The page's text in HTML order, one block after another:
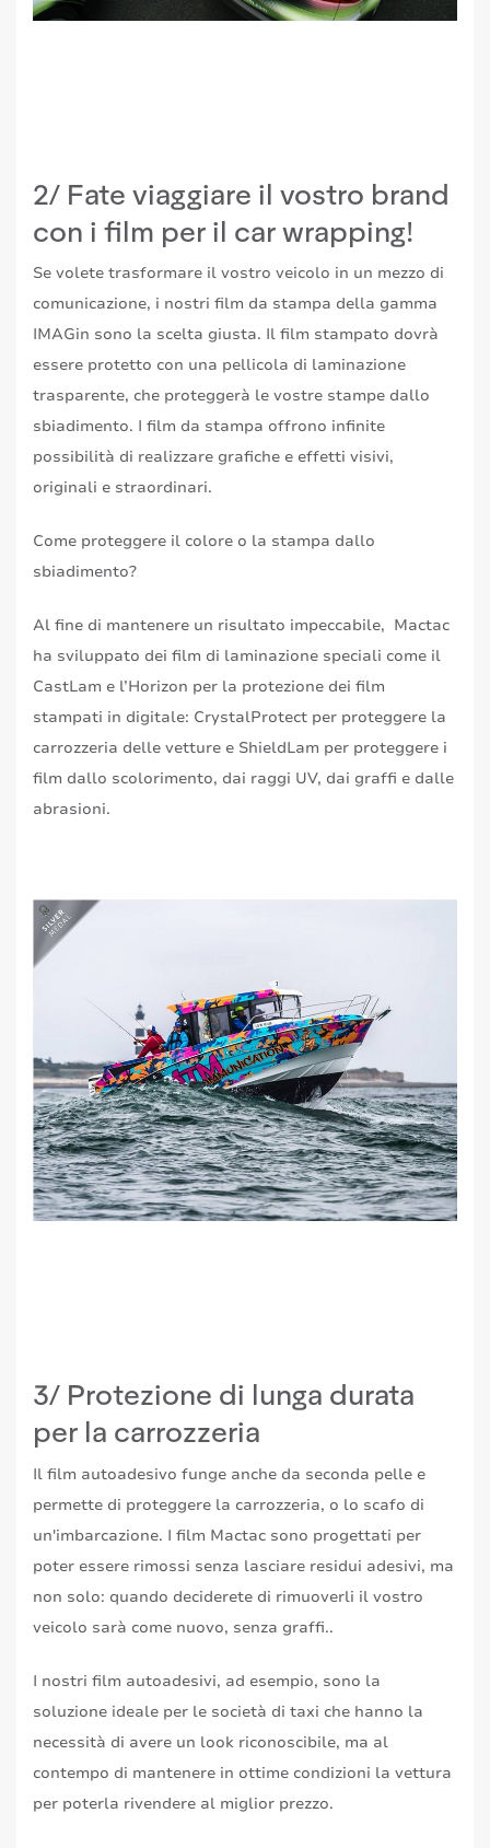
2/ Fate viaggiare il vostro brand
con i film per il car wrapping!
Se volete trasformare il vostro veicolo in un mezzo di
comunicazione, i nostri film da stampa della gamma
IMAGin sono la scelta giusta. Il film stampato dovrà
essere protetto con una pellicola di laminazione
trasparente, che proteggerà le vostre stampe dallo
sbiadimento. I film da stampa offrono infinite
possibilità di realizzare grafiche e effetti visivi,
originali e straordinari.
Come proteggere il colore o la stampa dallo
sbiadimento?
Al fine di mantenere un risultato impeccabile, Mactac
ha sviluppato dei film di laminazione speciali come il
CastLam e l’Horizon per la protezione dei film
stampati in digitale: CrystalProtect per proteggere la
carrozzeria delle vetture e ShieldLam per proteggere i
film dallo scolorimento, dai raggi UV, dai graffi e dalle
abrasioni.
3/ Protezione di lunga durata
per la carrozzeria
Il film autoadesivo funge anche da seconda pelle e
permette di proteggere la carrozzeria, o lo scafo di
un'imbarcazione. I film Mactac sono progettati per
poter essere rimossi senza lasciare residui adesivi, ma
non solo: quando deciderete di rimuoverli il vostro
veicolo sarà come nuovo, senza graffi..
I nostri film autoadesivi, ad esempio, sono la
soluzione ideale per le società di taxi che hanno la
necessità di avere un look riconoscibile, ma al
contempo di mantenere in ottime condizioni la vettura
per poterla rivendere al miglior prezzo.